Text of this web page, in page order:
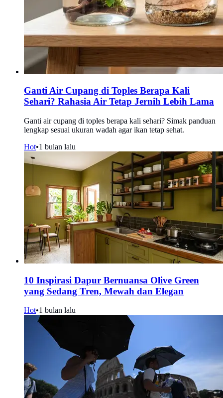
Ganti Air Cupang di Toples Berapa Kali
Sehari? Rahasia Air Tetap Jernih Lebih Lama
Ganti air cupang di toples berapa kali sehari? Simak panduan
lengkap sesuai ukuran wadah agar ikan tetap sehat.
Hot•1 bulan lalu
10 Inspirasi Dapur Bernuansa Olive Green
yang Sedang Tren, Mewah dan Elegan
Hot•1 bulan lalu